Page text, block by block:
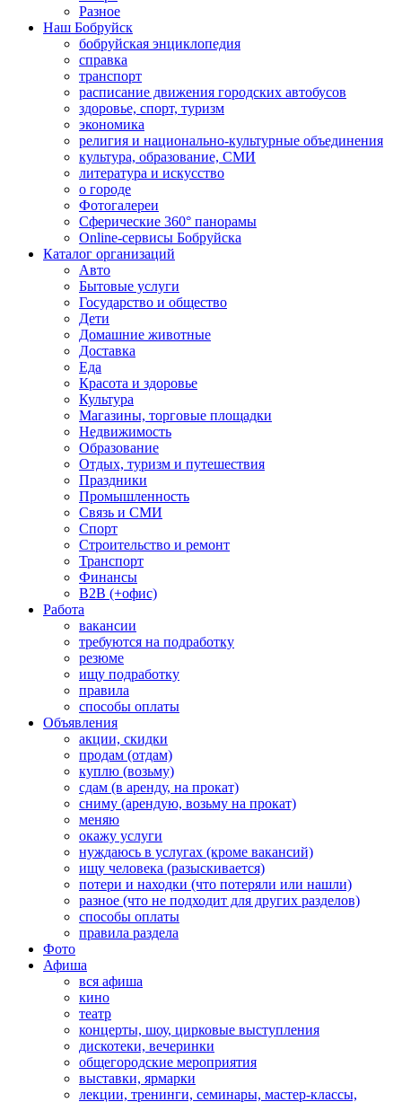
Разное
Наш Бобруйск
бобруйская энциклопедия
справка
транспорт
расписание движения городских автобусов
здоровье, спорт, туризм
экономика
религия и национально-культурные объединения
культура, образование, СМИ
литература и искусство
о городе
Фотогалереи
Сферические 360° панорамы
Online-сервисы Бобруйска
Каталог организаций
Авто
Бытовые услуги
Государство и общество
Дети
Домашние животные
Доставка
Еда
Красота и здоровье
Культура
Магазины, торговые площадки
Недвижимость
Образование
Отдых, туризм и путешествия
Праздники
Промышленность
Связь и СМИ
Спорт
Строительство и ремонт
Транспорт
Финансы
B2B (+офис)
Работа
вакансии
требуются на подработку
резюме
ищу подработку
правила
способы оплаты
Объявления
акции, скидки
продам (отдам)
куплю (возьму)
сдам (в аренду, на прокат)
сниму (арендую, возьму на прокат)
меняю
окажу услуги
нуждаюсь в услугах (кроме вакансий)
ищу человека (разыскивается)
потери и находки (что потеряли или нашли)
разное (что не подходит для других разделов)
способы оплаты
правила раздела
Фото
Афиша
вся афиша
кино
театр
концерты, шоу, цирковые выступления
дискотеки, вечеринки
общегородские мероприятия
выставки, ярмарки
лекции, тренинги, семинары, мастер-классы,